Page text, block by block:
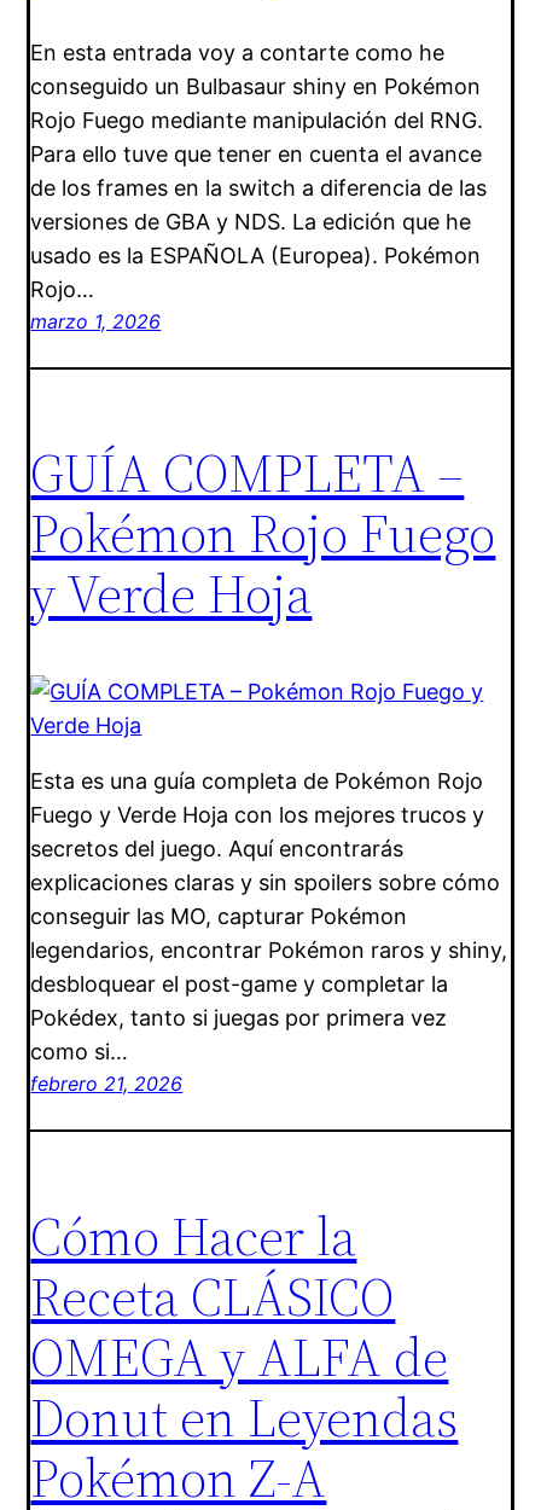
En esta entrada voy a contarte como he
conseguido un Bulbasaur shiny en Pokémon
Rojo Fuego mediante manipulación del RNG.
Para ello tuve que tener en cuenta el avance
de los frames en la switch a diferencia de las
versiones de GBA y NDS. La edición que he
usado es la ESPAÑOLA (Europea). Pokémon
Rojo…
marzo 1, 2026
GUÍA COMPLETA –
Pokémon Rojo Fuego
y Verde Hoja
Esta es una guía completa de Pokémon Rojo
Fuego y Verde Hoja con los mejores trucos y
secretos del juego. Aquí encontrarás
explicaciones claras y sin spoilers sobre cómo
conseguir las MO, capturar Pokémon
legendarios, encontrar Pokémon raros y shiny,
desbloquear el post-game y completar la
Pokédex, tanto si juegas por primera vez
como si…
febrero 21, 2026
Cómo Hacer la
Receta CLÁSICO
OMEGA y ALFA de
Donut en Leyendas
Pokémon Z-A